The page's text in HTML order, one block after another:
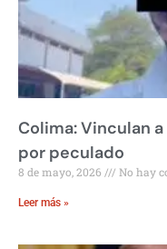
Colima: Vinculan
por peculado
8 de mayo, 2026 No hay
Leer más »